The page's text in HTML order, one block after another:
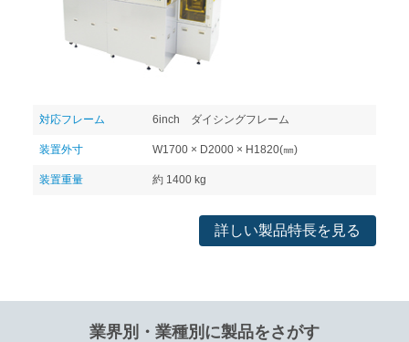
対応フレーム 6inch ダイシングフレーム
装置外寸 W1700 × D2000 × H1820(㎜)
装置重量 約 1400 kg
詳しい製品特長を見る
業界別・業種別に製品をさがす